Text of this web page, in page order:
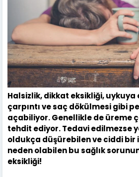
Halsizlik, dikkat eksikliği,
çarpıntı ve saç dökülmesi gibi
açabiliyor. Genellikle de üreme
tehdit ediyor. Tedavi edilmezse
oldukça düşürebilen ve ciddi bir
neden olabilen bu sağlık
eksikliği!